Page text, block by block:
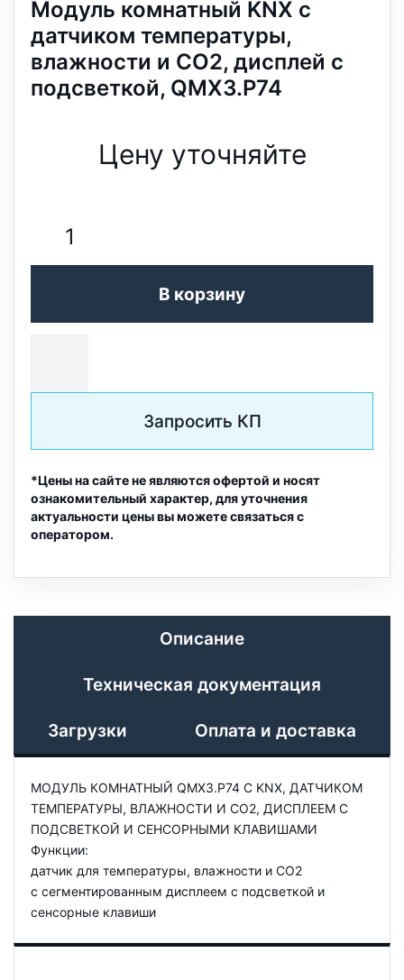
Модуль комнатный KNX с
датчиком температуры,
влажности и CO2, дисплей с
подсветкой, QMX3.P74
Цену уточняйте
В корзину
Запросить КП
*Цены на сайте не являются офертой и носят
ознакомительный характер, для уточнения
актуальности цены вы можете связаться с
оператором.
Описание
Техническая документация
Загрузки Оплата и доставка
МОДУЛЬ КОМНАТНЫЙ QMX3.P74 С KNX, ДАТЧИКОМ
ТЕМПЕРАТУРЫ, ВЛАЖНОСТИ И CO2, ДИСПЛЕЕМ С
ПОДСВЕТКОЙ И СЕНСОРНЫМИ КЛАВИШАМИ
Функции:
датчик для температуры, влажности и CO2
с сегментированным дисплеем с подсветкой и
сенсорные клавиши